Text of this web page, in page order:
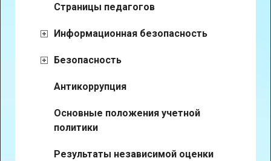
Страницы педагогов
Информационная безопасность
Безопасность
Антикоррупция
Основные положения учетной
политики
Результаты независимой оценки